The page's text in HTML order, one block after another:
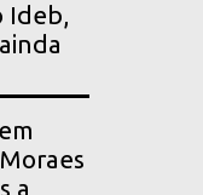
Ideb,
a